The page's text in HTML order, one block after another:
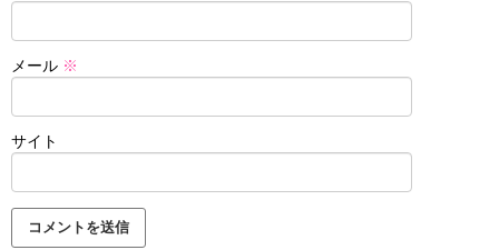
メール ※
サイト